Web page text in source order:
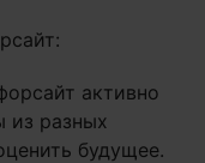
активно
из разных
будущее.